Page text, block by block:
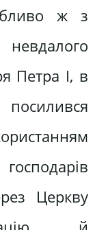
ж з
Петра І, в
Церкву